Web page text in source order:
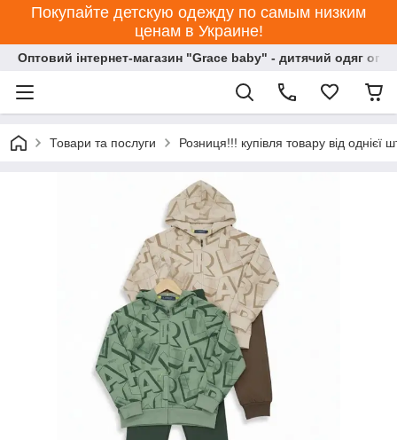
Покупайте детскую одежду по самым низким
ценам в Украине!
Оптовий інтернет-магазин "Grace baby" - дитячий одяг
Товари та послуги Розниця!!! купівля товару від однієї